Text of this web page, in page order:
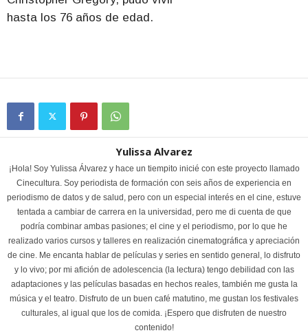
hasta los 76 años de edad.
Yulissa Alvarez
¡Hola! Soy Yulissa Álvarez y hace un tiempito inicié con este proyecto llamado
Cinecultura. Soy periodista de formación con seis años de experiencia en
periodismo de datos y de salud, pero con un especial interés en el cine, estuve
tentada a cambiar de carrera en la universidad, pero me di cuenta de que
podría combinar ambas pasiones; el cine y el periodismo, por lo que he
realizado varios cursos y talleres en realización cinematográfica y apreciación
de cine. Me encanta hablar de películas y series en sentido general, lo disfruto
y lo vivo; por mi afición de adolescencia (la lectura) tengo debilidad con las
adaptaciones y las películas basadas en hechos reales, también me gusta la
música y el teatro. Disfruto de un buen café matutino, me gustan los festivales
culturales, al igual que los de comida. ¡Espero que disfruten de nuestro
contenido!